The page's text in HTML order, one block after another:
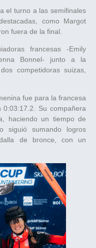
el turno a las semifinales
como Margot
fuera de la final.
francesas -Emily
Bonnel- junto a la
competidoras suizas,
fue para la francesa
Su compañera
haciendo un tiempo de
siguió sumando logros
de bronce, con un